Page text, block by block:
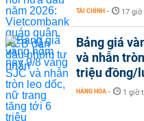
TÀI CHÍNH - 17
Bảng giá
và nhẫn
triệu đồng/
HÀNG HÓA - 1 giờ